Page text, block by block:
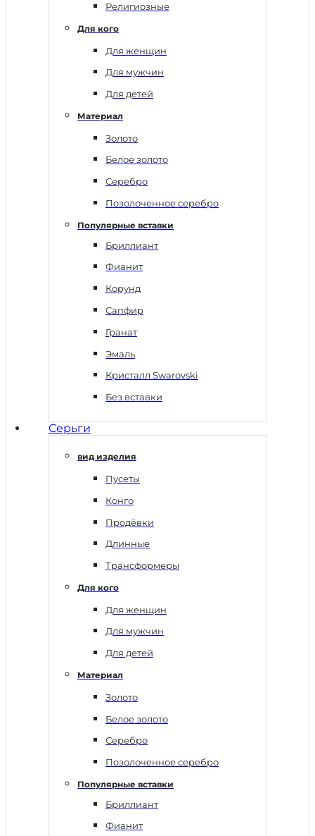
Религиозные
Для кого
Для женщин
Для мужчин
Для детей
Материал
Золото
Белое золото
Серебро
Позолоченное серебро
Популярные вставки
Бриллиант
Фианит
Корунд
Сапфир
Гранат
Эмаль
Кристалл Swarovski
Без вставки
Серьги
вид изделия
Пусеты
Конго
Продёвки
Длинные
Трансформеры
Для кого
Для женщин
Для мужчин
Для детей
Материал
Золото
Белое золото
Серебро
Позолоченное серебро
Популярные вставки
Бриллиант
Фианит